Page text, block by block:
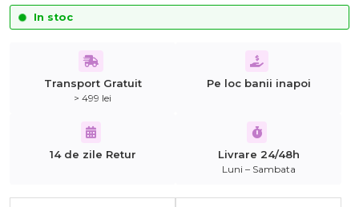
In stoc
Transport Gratuit
> 499 lei
Pe loc banii inapoi
14 de zile Retur Livrare 24/48h
Luni – Sambata